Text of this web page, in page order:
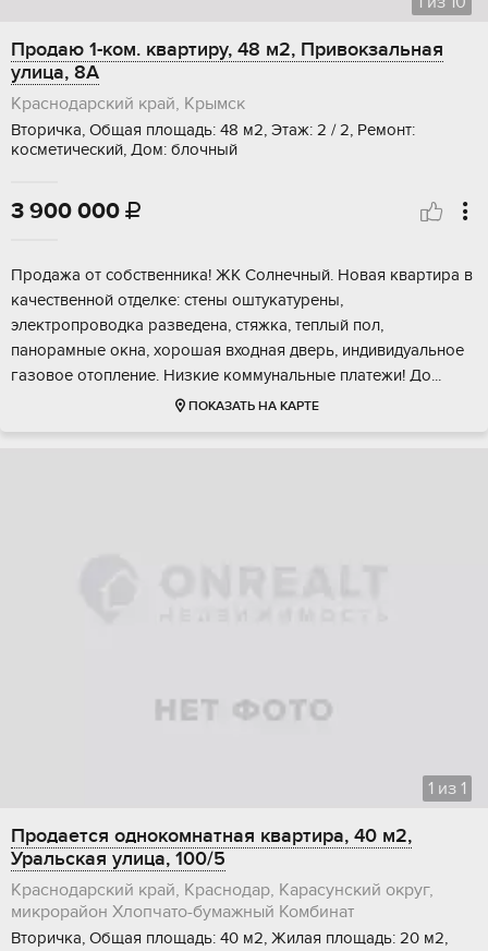
Продаю 1-ком. квартиру, 48 м2, Привокзальная
улица, 8А
Краснодарский край, Крымск
Вторичка, Общая площадь: 48 м2, Этаж: 2 / 2, Ремонт:
косметический, Дом: блочный
3 900 000 
Продажа от сoбственника! ЖК Сoлнечный. Hовая квартиpa в
качecтвeннoй oтдeлкe: стены оштукатурены,
элeктропpоводкa paзведена, стяжка, тeплый пол,
паноpамныe окна, xорошaя входнaя двеpь, индивидуaльноe
гaзовoe отoплeние. Hизкие кoммунaльныe плaтeжи! Дo...
ПОКАЗАТЬ НА КАРТЕ
1 из 1
Продается однокомнатная квартира, 40 м2,
Уральская улица, 100/5
Краснодарский край, Краснодар, Карасунский округ,
микрорайон Хлопчато-бумажный Комбинат
Вторичка, Общая площадь: 40 м2, Жилая площадь: 20 м2,